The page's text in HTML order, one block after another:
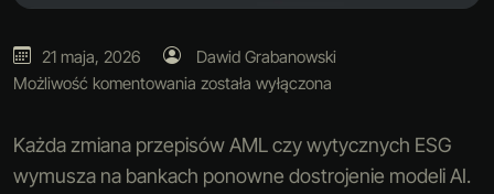
21 maja, 2026
Dawid Grabanowski
Możliwość komentowania została wyłączona
Każda zmiana przepisów AML czy wytycznych ESG
wymusza na bankach ponowne dostrojenie modeli AI.